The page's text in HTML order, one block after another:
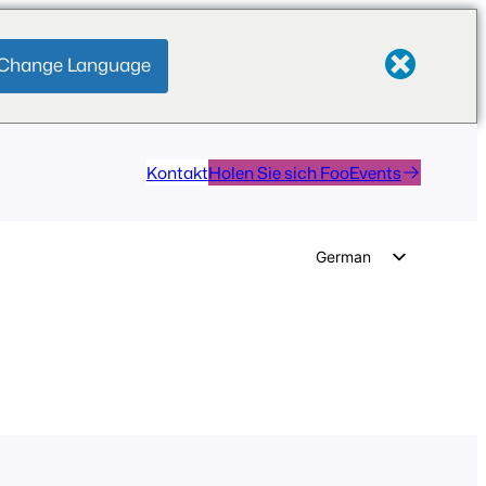
Language
KontaktHolen Sie sich FooEvents
German